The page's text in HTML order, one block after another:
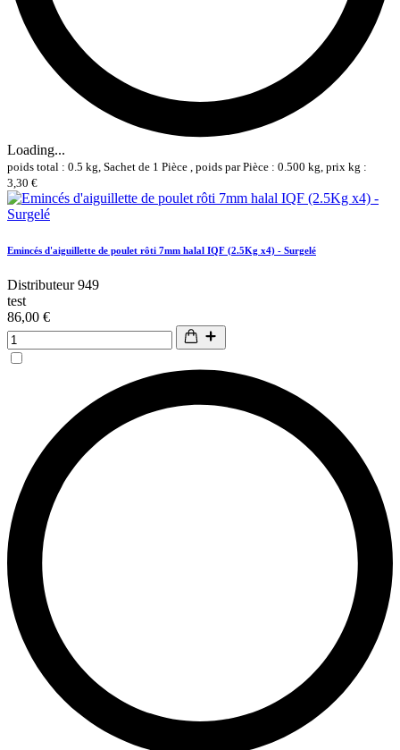
Loading...
poids total : 0.5 kg, Sachet de 1 Pièce , poids par Pièce : 0.500 kg, prix kg :
3,30 €
Emincés d'aiguillette de poulet rôti 7mm halal IQF (2.5Kg x4) - Surgelé
Distributeur 949
test
86,00 €